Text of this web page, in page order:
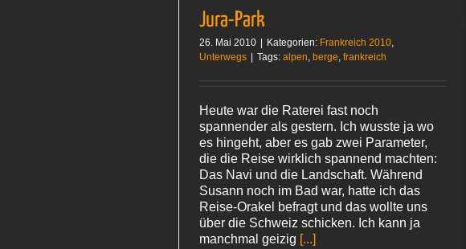
Jura-Park
26. Mai 2010 Kategorien: Frankreich 2010,
Unterwegs
Tags: alpen, berge, frankreich
Heute war die Raterei fast noch
spannender als gestern. Ich wusste ja wo
es hingeht, aber es gab zwei Parameter,
die die Reise wirklich spannend machten:
Das Navi und die Landschaft. Während
Susann noch im Bad war, hatte ich das
Reise-Orakel befragt und das wollte uns
über die Schweiz schicken. Ich kann ja
manchmal geizig [...]